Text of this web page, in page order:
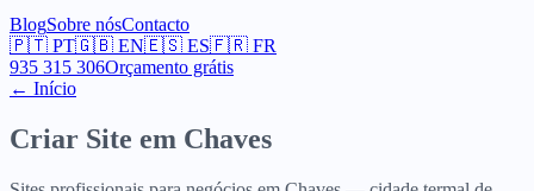
BlogSobre nósContacto
🇵🇹 PT🇬🇧 EN🇪🇸 ES🇫🇷 FR
935 315 306Orçamento grátis
← Início
Criar Site em Chaves